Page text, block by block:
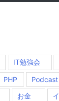
IT勉強会
PHP Podcast
お金